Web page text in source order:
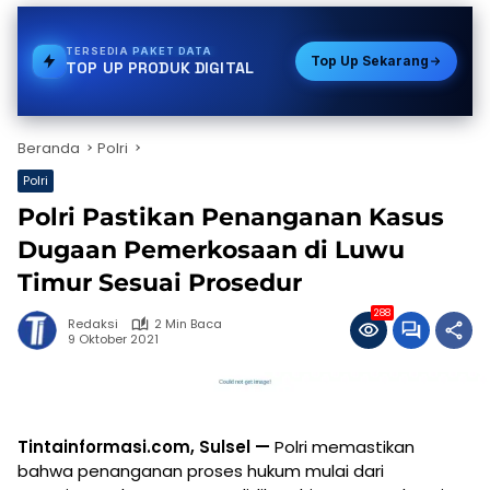
TERSEDIABPJS
TOP UP PRODUK DIGITAL Top Up Sekarang
Beranda Polri
Polri
Polri Pastikan Penanganan Kasus
Dugaan Pemerkosaan di Luwu
Timur Sesuai Prosedur
Redaksi
2 Min Baca
9 Oktober 2021
288
Tintainformasi.com, Sulsel — Polri memastikan
bahwa penanganan proses hukum mulai dari